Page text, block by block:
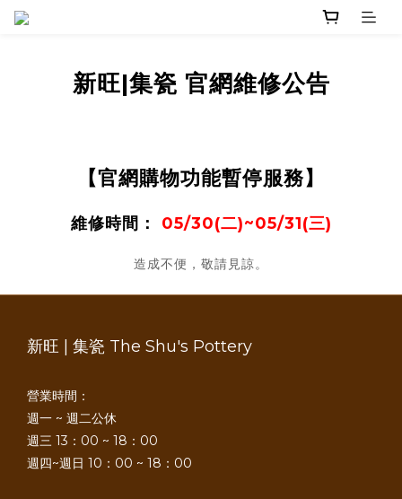
新旺|集瓷 官網維修公告
【官網購物功能暫停服務】
維修時間： 05/30(二)~05/31(三)
造成不便，敬請見諒。
新旺 | 集瓷 The Shu's Pottery
營業時間：
週一 ~ 週二公休
週三 13：00 ~ 18：00
週四~週日 10：00 ~ 18：00